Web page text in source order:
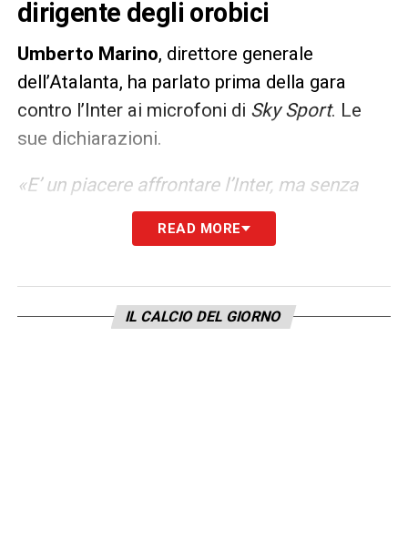
dirigente degli orobici
Umberto Marino, direttore generale
dell’Atalanta, ha parlato prima della gara
contro l’Inter ai microfoni di Sky Sport. Le
sue dichiarazioni.
«E’ un piacere affrontare l’Inter, ma senza
pubblico ci manca qualcosa. E’ bello giocare
in questa dimensione, avere stimoli nuovi
Inter. Credo che meritatamente siano i primi,
READ MORE
IL CALCIO DEL GIORNO